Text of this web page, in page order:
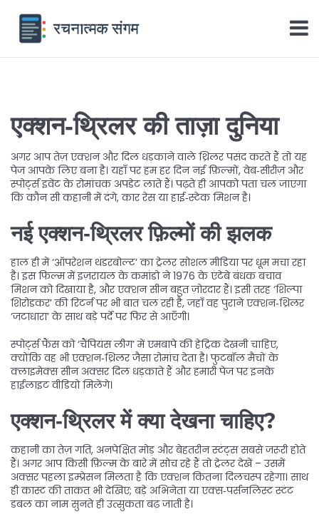
एक्शन‑थ्रिलर की ताज़ा दुनिया
अगर आप तेज़ एक्शन और दिल धड़काने वाले थ्रिलर पसंद करते हैं तो यह
पेज आपके लिए बना है। यहाँ पर हम हर दिन नई फ़िल्मों, वेब‑सीरीज़ और
स्पोर्ट्स इवेंट के रोमांचक अपडेट लाते हैं। पढ़ते ही आपको पता चल जाएगा
कि कौन सी कहानी में दंगे, कार रेस या हाई‑स्टेक मिशन है।
नई एक्शन‑थ्रिलर फ़िल्मों की झलक
हाल ही में ‘ऑपरेशन थंडरबोल्ट’ का ट्रेलर सोशल मीडिया पर धूम मचा रहा
है। इस फिल्म में इज़रायल के कमांडो ने 1976 के एंटेबे बंधक बचाव
मिशन को दिखाया है, और एक्शन सीन बहुत ज़ोरदार हैं। इसी तरह ‘शिल्पा
शिरोडकर’ की रिटर्न पर भी बात चल रही है, जहाँ वह पुराने एक्शन‑थ्रिलर
‘जटाधारा’ के साथ बड़े पर्दे पर फिर से आएँगी।
स्पोर्ट्स फैंस को ‘चैंपियंस लीग’ में एमबापे की हेट्रिक देखनी चाहिए,
क्योंकि वह भी एक्शन‑थ्रिलर जैसा रोमांच देता है। फुटबॉल मैचों के
क्लाइमेक्स सीन अक्सर दिल धड़काते हैं और हमारी पेज पर इनके
हाईलाइट वीडियो मिलेंगे।
एक्शन‑थ्रिलर में क्या देखना चाहिए?
कहानी का तेज़ गति, अनपेक्षित मोड़ और बेहतरीन स्टंट्स सबसे जरूरी होते
हैं। अगर आप किसी फ़िल्म के बारे में सोच रहे हैं तो ट्रेलर देखें – उसमें
अक्सर पहला इम्प्रेसन मिलता है कि एक्शन कितना दिलचस्प रहेगा। साथ
ही कास्ट की ताकत भी देखिए; बड़े अभिनेता या एक्स‑पर्सनलिस्ट स्टंट
डबल का नाम सुनते ही उत्सुकता बढ़ जाती है।